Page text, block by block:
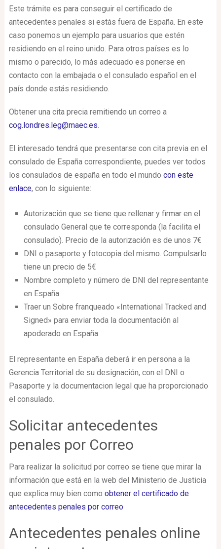
Este trámite es para conseguir el certificado de
antecedentes penales si estás fuera de España. En este
caso ponemos un ejemplo para usuarios que estén
residiendo en el reino unido. Para otros países es lo
mismo o parecido, lo más adecuado es ponerse en
contacto con la embajada o el consulado español en el
país donde estás residiendo.
Obtener una cita precia remitiendo un correo a
cog.londres.leg@maec.es.
El interesado tendrá que presentarse con cita previa en el
consulado de España correspondiente, puedes ver todos
los consulados de españa en todo el mundo con este
enlace, con lo siguiente:
Autorización que se tiene que rellenar y firmar en el
consulado General que te corresponda (la facilita el
consulado). Precio de la autorización es de unos 7€
DNI o pasaporte y fotocopia del mismo. Compulsarlo
tiene un precio de 5€
Nombre completo y número de DNI del representante
en España
Traer un Sobre franqueado «International Tracked and
Signed» para enviar toda la documentación al
apoderado en España
El representante en España deberá ir en persona a la
Gerencia Territorial de su designación, con el DNI o
Pasaporte y la documentacion legal que ha proporcionado
el consulado.
Solicitar antecedentes
penales por Correo
Para realizar la solicitud por correo se tiene que mirar la
información que está en la web del Ministerio de Justicia
que explica muy bien como obtener el certificado de
antecedentes penales por correo
Antecedentes penales online